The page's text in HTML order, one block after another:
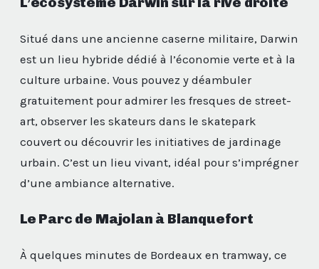
Situé dans une ancienne caserne militaire, Darwin
est un lieu hybride dédié à l’économie verte et à la
culture urbaine. Vous pouvez y déambuler
gratuitement pour admirer les fresques de street-
art, observer les skateurs dans le skatepark
couvert ou découvrir les initiatives de jardinage
urbain. C’est un lieu vivant, idéal pour s’imprégner
d’une ambiance alternative.
Le Parc de Majolan à Blanquefort
À quelques minutes de Bordeaux en tramway, ce